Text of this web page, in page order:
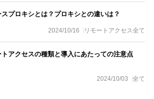
スプロキシとは？プロキシとの違いは？
2024/10/16 リモートアクセス全て
トアクセスの種類と導入にあたっての注意点
2024/10/03 全て